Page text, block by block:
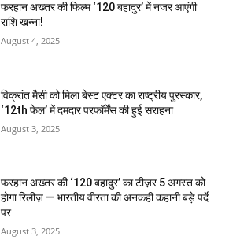
फरहान अख्तर की फिल्म ‘120 बहादुर’ में नजर आएंगी
राशि खन्ना!
August 4, 2025
विक्रांत मैसी को मिला बेस्ट एक्टर का राष्ट्रीय पुरस्कार,
‘12th फेल’ में दमदार परफॉर्मेंस की हुई सराहना
August 3, 2025
फरहान अख्तर की ‘120 बहादुर’ का टीज़र 5 अगस्त को
होगा रिलीज़ — भारतीय वीरता की अनकही कहानी बड़े पर्दे
पर
August 3, 2025